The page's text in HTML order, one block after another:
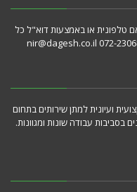
מקרה, יש לתאם טלפונית או באמצעות דוא"ל כל
ועיונית למתן שירותים בתחום
בסביבות עבודה שונות ומגוונות.